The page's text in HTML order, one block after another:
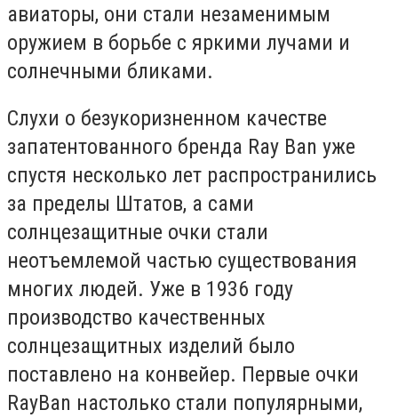
авиаторы, они стали незаменимым
оружием в борьбе с яркими лучами и
солнечными бликами.
Слухи о безукоризненном качестве
запатентованного бренда Ray Ban уже
спустя несколько лет распространились
за пределы Штатов, а сами
солнцезащитные очки стали
неотъемлемой частью существования
многих людей. Уже в 1936 году
производство качественных
солнцезащитных изделий было
поставлено на конвейер. Первые очки
RayBan настолько стали популярными,